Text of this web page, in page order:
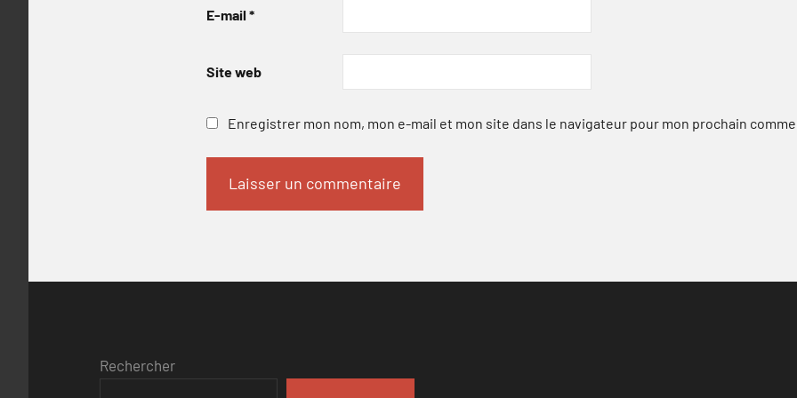
E-mail *
Site web
Enregistrer mon nom, mon e-mail et mon site dans le navigateur pour mon prochain
Rechercher